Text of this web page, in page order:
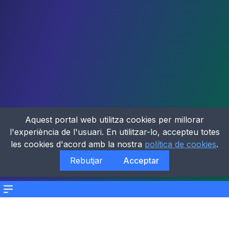
Menu
Aquest portal web utilitza cookies per millorar
l'experiència de l'usuari. En utilitzar-lo, accepteu totes
les cookies d'acord amb la nostra política de cookies.
Rebutjar
Acceptar